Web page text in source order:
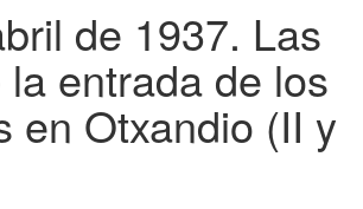
de 1937. Las
entrada de los
en Otxandio (II y